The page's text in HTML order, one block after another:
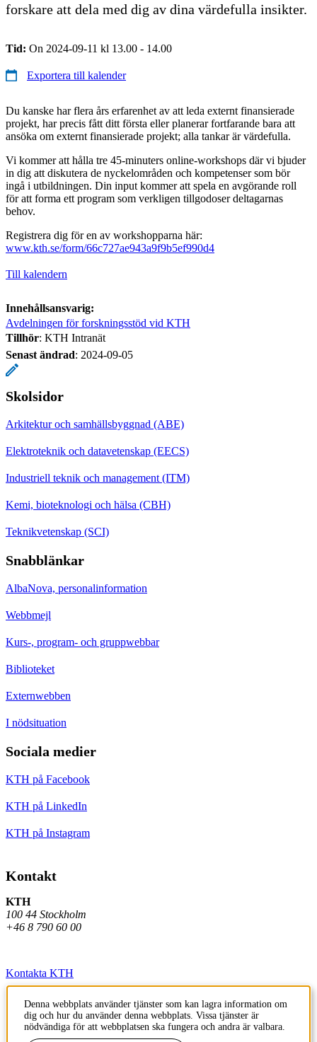
forskare att dela med dig av dina värdefulla insikter.
Tid: On 2024-09-11 kl 13.00 - 14.00
Exportera till kalender
Du kanske har flera års erfarenhet av att leda externt finansierade
projekt, har precis fått ditt första eller planerar fortfarande bara att
ansöka om externt finansierade projekt; alla tankar är värdefulla.
Vi kommer att hålla tre 45-minuters online-workshops där vi bjuder
in dig att diskutera de nyckelområden och kompetenser som bör
ingå i utbildningen. Din input kommer att spela en avgörande roll
för att forma ett program som verkligen tillgodoser deltagarnas
behov.
Registrera dig för en av workshopparna här:
www.kth.se/form/66c727ae943a9f9b5ef990d4
Till kalendern
Innehållsansvarig:
Avdelningen för forskningsstöd vid KTH
Tillhör: KTH Intranät
Senast ändrad: 2024-09-05
Skolsidor
Arkitektur och samhällsbyggnad (ABE)
Elektroteknik och datavetenskap (EECS)
Industriell teknik och management (ITM)
Kemi, bioteknologi och hälsa (CBH)
Teknikvetenskap (SCI)
Snabblänkar
AlbaNova, personalinformation
Webbmejl
Kurs-, program- och gruppwebbar
Biblioteket
Externwebben
I nödsituation
Sociala medier
KTH på Facebook
KTH på LinkedIn
KTH på Instagram
Kontakt
KTH
100 44 Stockholm
+46 8 790 60 00
Kontakta KTH
Jobba på KTH
Press och media
Denna webbplats använder tjänster som kan lagra information om
dig och hur du använder denna webbplats. Vissa tjänster är
nödvändiga för att webbplatsen ska fungera och andra är valbara.